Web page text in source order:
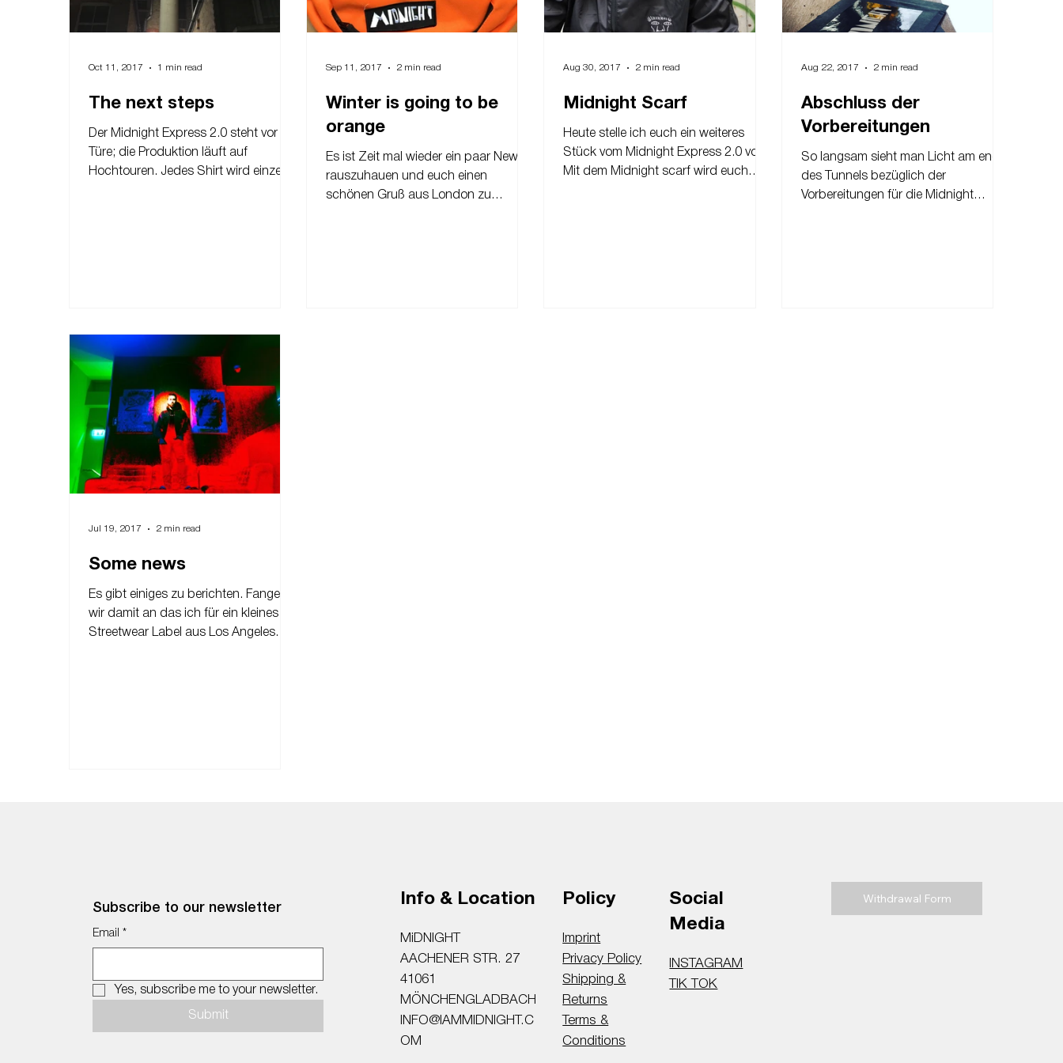
The next steps
Der Midnight Express 2.0 steht vor der
Türe; die Produktion läuft auf
Hochtouren. Jedes Shirt wird einzeln
Oct 11, 2017 1 min read
Winter is going to be
orange
Es ist Zeit mal wieder ein paar News
rauszuhauen und euch einen
schönen Gruß aus London zu
Sep 11, 2017 2 min read
Midnight Scarf
Heute stelle ich euch ein weiteres
Stück vom Midnight Express 2.0 vor.
Mit dem Midnight scarf wird euch
Aug 30, 2017 2 min read
Abschluss der
Vorbereitungen
So langsam sieht man Licht am ende
des Tunnels bezüglich der
Vorbereitungen für die Midnight
Aug 22, 2017 2 min read
Some news
Es gibt einiges zu berichten. Fangen
wir damit an das ich für ein kleines
Streetwear Label aus Los Angeles
Jul 19, 2017 2 min read
Subscribe to our newsletter
Email *
Yes, subscribe me to your newsletter.
Submit
Info & Location
MiDNIGHT
AACHENER STR. 27
41061
MÖNCHENGLADBACH
INFO@IAMMIDNIGHT.C
OM
Policy
Imprint
Privacy Policy
Shipping &
Returns
Terms &
Conditions
Social
Media
INSTAGRAM
TIK TOK
Withdrawal Form